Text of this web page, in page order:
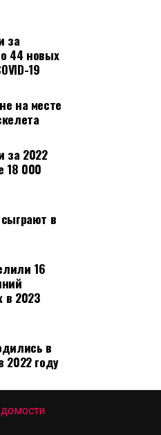
за
44 новых
19
на месте
за 2022
18 000
в
16
в 2023
в
2022 году